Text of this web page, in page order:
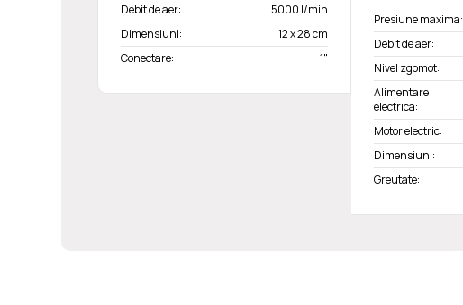
Debit de aer:
5000 l/min
Dimensiuni:
12 x 28 cm
Conectare:
1"
Presiune maxima:
Debit de aer:
Nivel zgomot:
Alimentare
electrica:
Motor electric:
Dimensiuni:
Greutate: